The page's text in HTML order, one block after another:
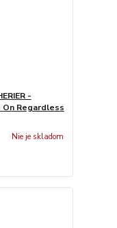
-
On Regardless
Nie je skladom